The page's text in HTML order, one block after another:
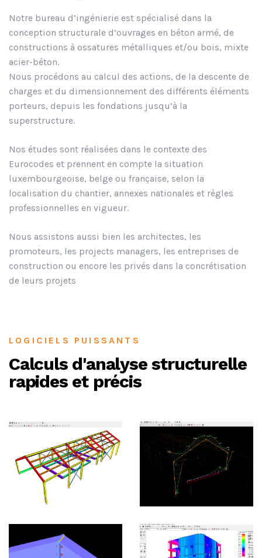
Notre bureau d’ingénierie est spécialisé dans la
conception structurale d’ouvrages en béton armé, de
constructions à ossatures métalliques et/ou bois, mixte
acier-béton.
Nous procédons au calcul des actions, de la descente de
charges et du dimensionnement des différents éléments
porteurs, depuis les fondations jusqu’à la
superstructure.
Nos études sont réalisées dans le contexte des
Eurocodes et prennent en compte la situation
luxembourgeoise, belge ou française, selon la
localisation du chantier, annexes nationales et règles
professionnelles en vigueur.
Nous assistons aussi bien les architectes, les
promoteurs, les projects managers, les entreprises de
construction ou encore les privés dans la concrétisation
de leurs projets
LOGICIELS PUISSANTS
Calculs d'analyse structurelle
rapides et précis